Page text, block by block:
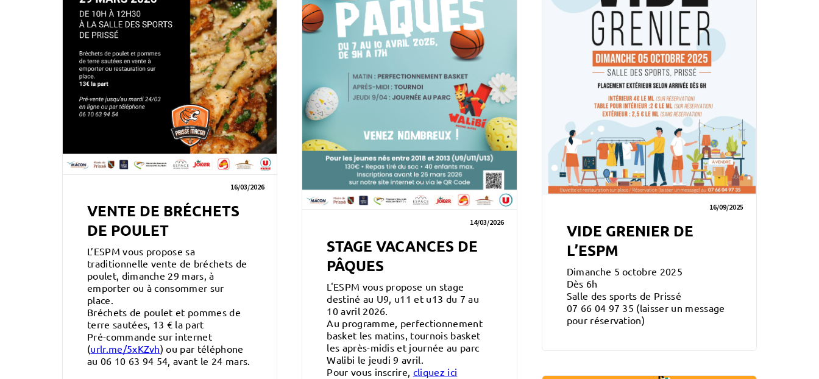
16/03/2026
VENTE DE BRÉCHETS
DE POULET
L’ESPM vous propose sa
traditionnelle vente de bréchets de
poulet, dimanche 29 mars, à
emporter ou à consommer sur
place.
Bréchets de poulet et pommes de
terre sautées, 13 € la part
Pré-commande sur internet
(urlr.me/5xKZvh) ou par téléphone
au 06 10 63 94 54, avant le 24 mars.
14/03/2026
STAGE VACANCES DE
PÂQUES
L'ESPM vous propose un stage
destiné au U9, u11 et u13 du 7 au
10 avril 2026.
Au programme, perfectionnement
basket les matins, tournois basket
les après-midis et journée au parc
Walibi le jeudi 9 avril.
Pour vous inscrire, cliquez ici
16/09/2025
VIDE GRENIER DE
L’ESPM
Dimanche 5 octobre 2025
Dès 6h
Salle des sports de Prissé
07 66 04 97 35 (laisser un message
pour réservation)